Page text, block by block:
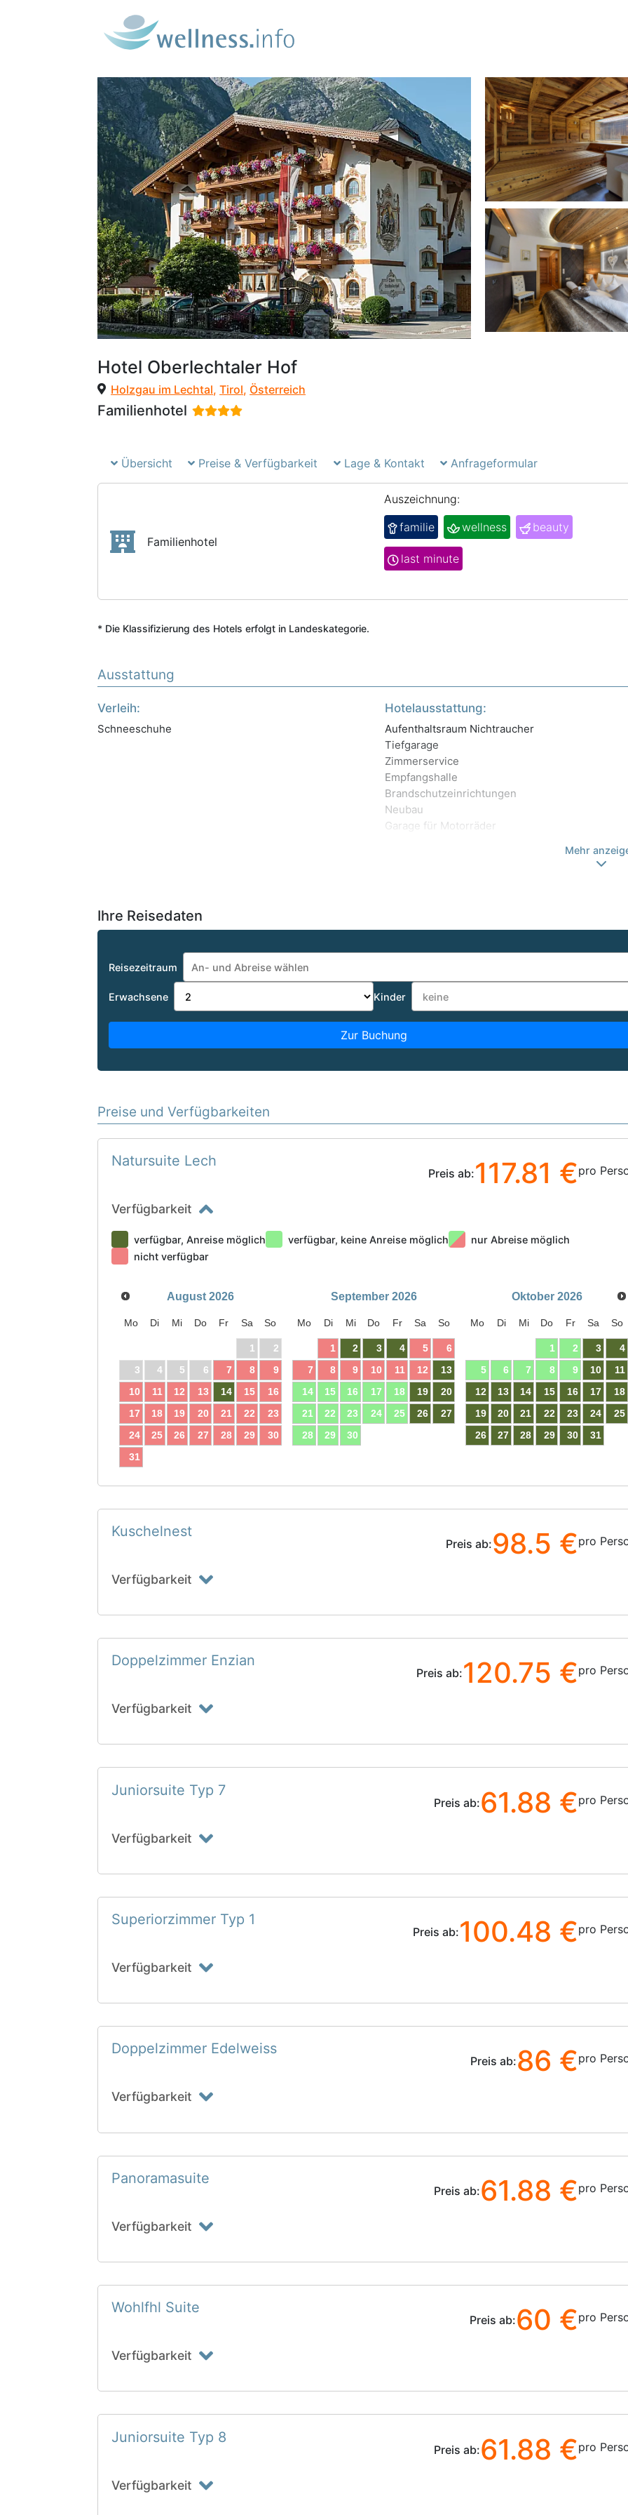
Hotel Oberlechtaler Hof
Holzgau im Lechtal,Tirol, Österreich
Familienhotel
Übersicht Preise & Verfügbarkeit Lage & Kontakt Anfrageformular
Familienhotel
Auszeichnung:
familie
wellness beauty
last minute
* Die Klassifizierung des Hotels erfolgt in Landeskategorie.
Ausstattung
Verleih:
Schneeschuhe
Hotelausstattung:
Aufenthaltsraum Nichtraucher
Tiefgarage
Zimmerservice
Empfangshalle
Brandschutzeinrichtungen
Neubau
Garage für Motorräder
Mehr
Ihre Reisedaten
Reisezeitraum
Erwachsene Kinder
Zur Buchung
Preise und Verfügbarkeiten
Natursuite Lech
Preis ab:117.81 €pro
Verfügbarkeit
verfügbar, Anreise möglich verfügbar, keine Anreise möglich
nur Abreise möglich
nicht verfügbar
August 2026
Mo Di Mi Do Fr Sa So
1
2
3
4 5 6 7 8
9
10
11 12 13 14 15
16
17
18 19 20 21 22
23
24
25 26 27 28 29
30
31
September 2026
Mo Di Mi Do Fr Sa So
1 2 3 4 5
6
7
8 9 10 11 12
13
14
15 16 17 18 19
20
21
22 23 24 25 26
27
28
29 30
Oktober 2026
Mo Di Mi Do Fr Sa So
1 2 3
4
5
6 7 8 9 10
11
12
13 14 15 16 17
18
19
20 21 22 23 24
25
26
27 28 29 30 31
Kuschelnest
Preis ab:98.5 €pro
Verfügbarkeit
Doppelzimmer Enzian
Preis ab:120.75 €pro
Verfügbarkeit
Juniorsuite Typ 7
Preis ab:61.88 €pro
Verfügbarkeit
Superiorzimmer Typ 1
Preis ab:100.48 €pro
Verfügbarkeit
Doppelzimmer Edelweiss
Preis ab:86 €pro
Verfügbarkeit
Panoramasuite
Preis ab:61.88 €pro
Verfügbarkeit
Wohlfhl Suite
Preis ab:60 €pro
Verfügbarkeit
Juniorsuite Typ 8
Preis ab:61.88 €pro
Verfügbarkeit